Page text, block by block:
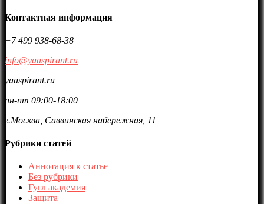
Контактная информация
+7 499 938-68-38
info@yaaspirant.ru
yaaspirant.ru
пн-пт 09:00-18:00
г.Москва, Саввинская набережная, 11
Рубрики статей
Аннотация к статье
Без рубрики
Гугл академия
Защита